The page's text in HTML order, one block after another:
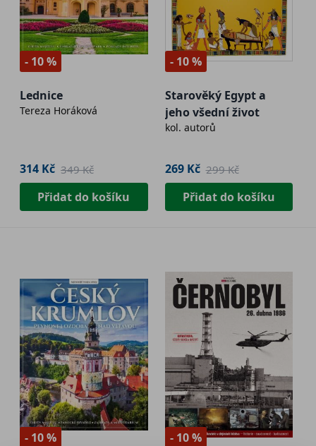
- 10 %
Lednice
Tereza Horáková
314 Kč 349 Kč
Přidat do košíku
- 10 %
Starověký Egypt a
jeho všední život
kol. autorů
269 Kč 299 Kč
Přidat do košíku
- 10 % - 10 %